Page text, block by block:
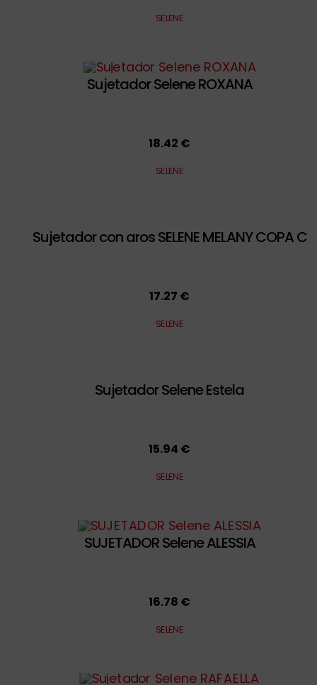
SELENE
Sujetador Selene ROXANA
18.42 €
SELENE
Sujetador con aros SELENE MELANY COPA C
17.27 €
SELENE
Sujetador Selene Estela
15.94 €
SELENE
SUJETADOR Selene ALESSIA
16.78 €
SELENE